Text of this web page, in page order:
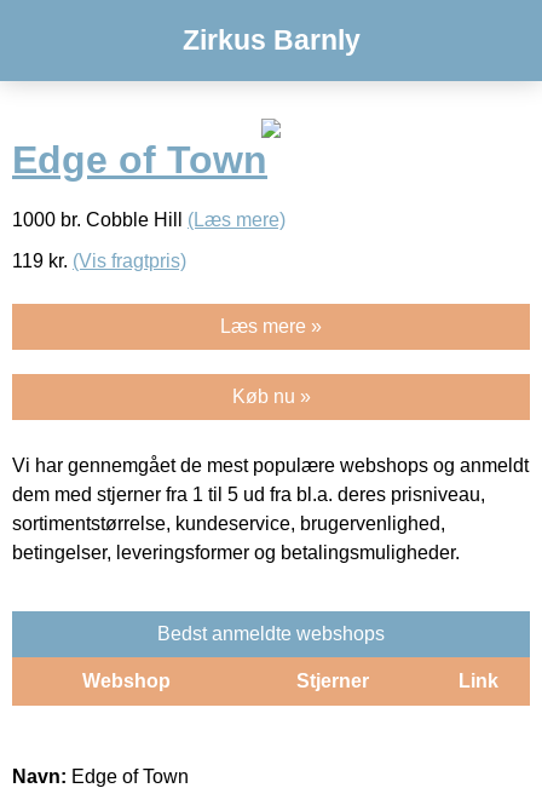
Zirkus Barnly
Edge of Town
1000 br. Cobble Hill (Læs mere)
119 kr. (Vis fragtpris)
Læs mere »
Køb nu »
Vi har gennemgået de mest populære webshops og anmeldt
dem med stjerner fra 1 til 5 ud fra bl.a. deres prisniveau,
sortimentstørrelse, kundeservice, brugervenlighed,
betingelser, leveringsformer og betalingsmuligheder.
Bedst anmeldte webshops
Webshop Stjerner Link
Navn: Edge of Town